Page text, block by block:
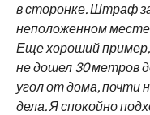
в сторонке. Штраф
неположенном
Еще хороший
не дошел 30 метров
угол от дома, почти
дела. Я спокойно